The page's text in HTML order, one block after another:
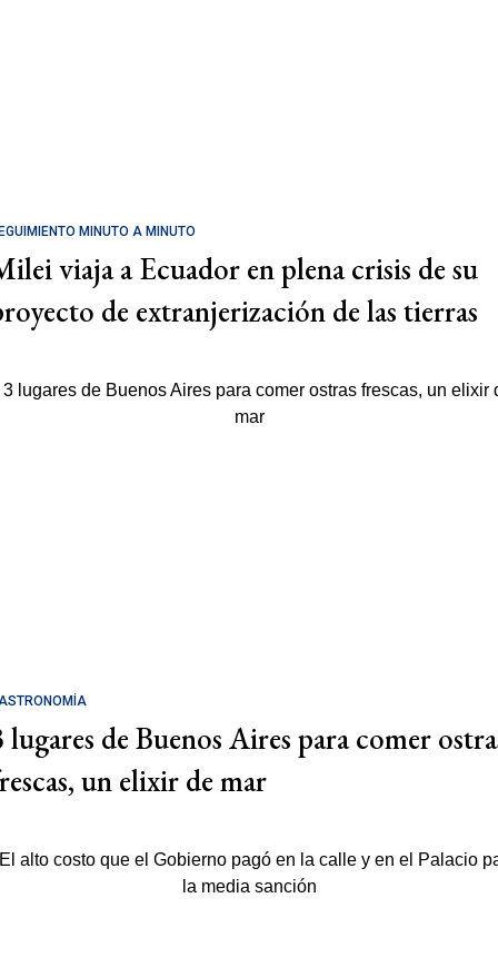
MINUTO A MINUTO
viaja a Ecuador en plena crisis de su
de extranjerización de las tierras
lugares de Buenos Aires para comer
un elixir de mar